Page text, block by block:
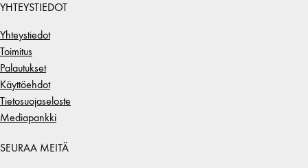
YHTEYSTIEDOT
Yhteystiedot
Toimitus
Palautukset
Käyttöehdot
Tietosuojaseloste
Mediapankki
SEURAA MEITÄ